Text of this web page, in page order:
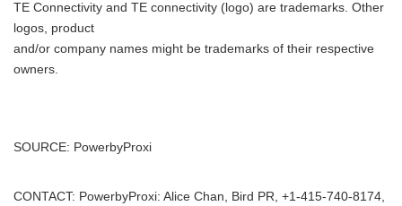
TE Connectivity and TE connectivity (logo) are trademarks. Other
logos, product
and/or company names might be trademarks of their respective
owners.
SOURCE: PowerbyProxi
CONTACT: PowerbyProxi: Alice Chan, Bird PR, +1-415-740-8174,